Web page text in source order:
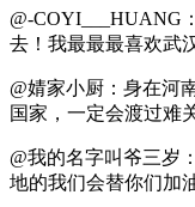
@-COYI___HUANG
去！我最最最喜欢武
@婧家小厨：身在河
国家，一定会渡过难
@我的名字叫爷三岁
地的我们会替你们加